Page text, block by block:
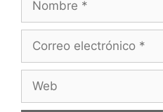
electrónico